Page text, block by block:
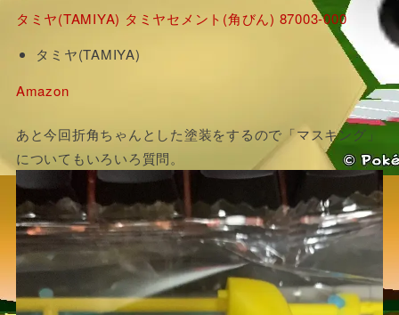
タミヤ(TAMIYA) タミヤセメント(角びん) 87003-000
タミヤ(TAMIYA)
Amazon
あと今回折角ちゃんとした塗装をするので「マスキング」
についてもいろいろ質問。